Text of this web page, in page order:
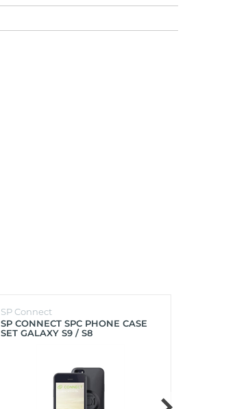
SP Connect
SP CONNECT SPC PHONE CASE
SET GALAXY S9 / S8